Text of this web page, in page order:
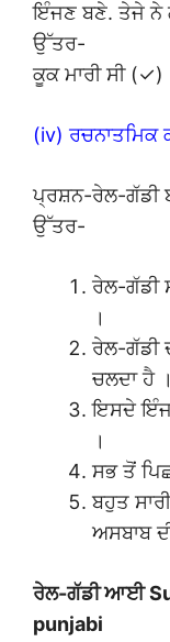
ਇੰਜਣ ਬਣੇ. ਤੇਜੇ ਨੇ
ਉੱਤਰ-
ਕੂਕ ਮਾਰੀ ਸੀ (✓)
(iv) ਰਚਨਾਤਮਿਕ
ਪ੍ਰਸ਼ਨ-ਰੇਲ-ਗੱਡੀ
ਉੱਤਰ-
ਰੇਲ-ਗੱਡੀ
।
ਰੇਲ-ਗੱਡੀ
ਚਲਦਾ ਹੈ ।
ਇਸਦੇ
।
ਸਭ ਤੋਂ
ਬਹੁਤ
ਅਸਬਾਬ
ਰੇਲ-ਗੱਡੀ ਆਈ
punjabi